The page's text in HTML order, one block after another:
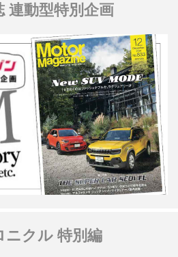
連動型特別企画
ニクル 特別編